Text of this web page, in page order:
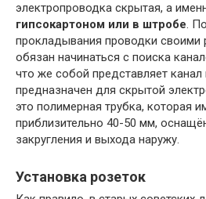
электропроводка скрытая, а
гипсокартоном или в штробе.
прокладывания проводки своими
обязан начинаться с поиска
что же собой представляет канал
предназначен для скрытой
это полимерная трубка, которая
приблизительно 40-50 мм,
закругления и выхода наружу.
Установка розеток